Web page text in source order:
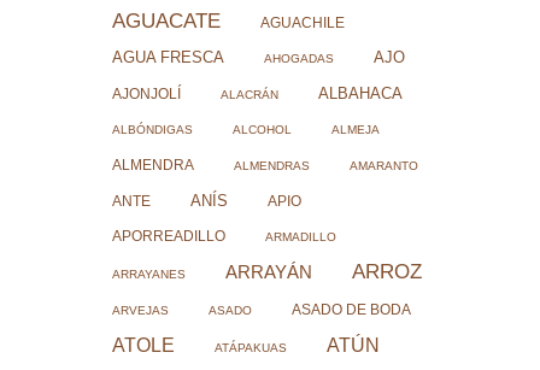
AGUACATE AGUACHILE
AGUA FRESCA AHOGADAS AJO
AJONJOLÍ ALACRÁN ALBAHACA
ALBÓNDIGAS ALCOHOL ALMEJA
ALMENDRA ALMENDRAS AMARANTO
ANTE ANÍS APIO
APORREADILLO ARMADILLO
ARRAYANES ARRAYÁN ARROZ
ARVEJAS ASADO ASADO DE BODA
ATOLE ATÁPAKUAS ATÚN